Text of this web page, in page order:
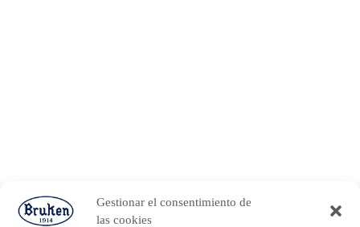
Gestionar el consentimiento de
las cookies